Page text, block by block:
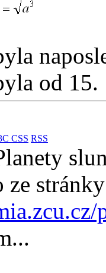
od
CSS RSS
ze